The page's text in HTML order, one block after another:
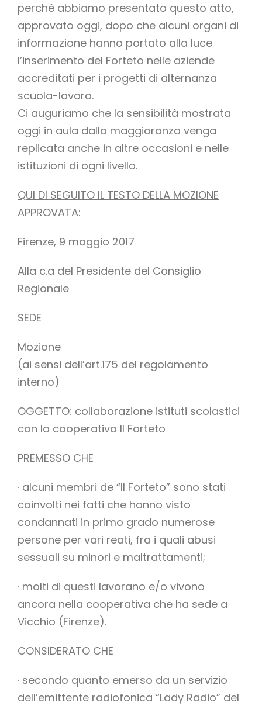
perché abbiamo presentato questo atto,
approvato oggi, dopo che alcuni organi di
informazione hanno portato alla luce
l’inserimento del Forteto nelle aziende
accreditati per i progetti di alternanza
scuola-lavoro.
Ci auguriamo che la sensibilità mostrata
oggi in aula dalla maggioranza venga
replicata anche in altre occasioni e nelle
istituzioni di ogni livello.
QUI DI SEGUITO IL TESTO DELLA MOZIONE
APPROVATA:
Firenze, 9 maggio 2017
Alla c.a del Presidente del Consiglio
Regionale
SEDE
Mozione
(ai sensi dell’art.175 del regolamento
interno)
OGGETTO: collaborazione istituti scolastici
con la cooperativa Il Forteto
PREMESSO CHE
· alcuni membri de “Il Forteto” sono stati
coinvolti nei fatti che hanno visto
condannati in primo grado numerose
persone per vari reati, fra i quali abusi
sessuali su minori e maltrattamenti;
· molti di questi lavorano e/o vivono
ancora nella cooperativa che ha sede a
Vicchio (Firenze).
CONSIDERATO CHE
· secondo quanto emerso da un servizio
dell’emittente radiofonica “Lady Radio” del